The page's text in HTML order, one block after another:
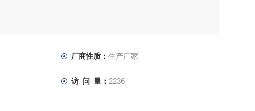
厂商性质： 生产厂家
访 问 量： 2236